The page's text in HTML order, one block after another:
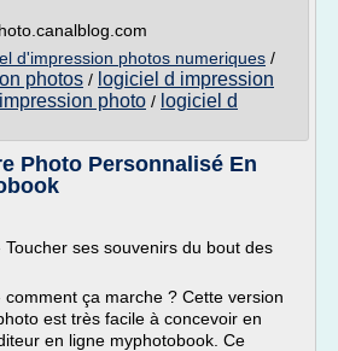
d'impression photos numeriques /
photos / logiciel d impression
photo / logiciel d
Photo Personnalisé En
ses souvenirs du bout des
ça marche ? Cette version
est très facile à concevoir en
en ligne myphotobook. Ce